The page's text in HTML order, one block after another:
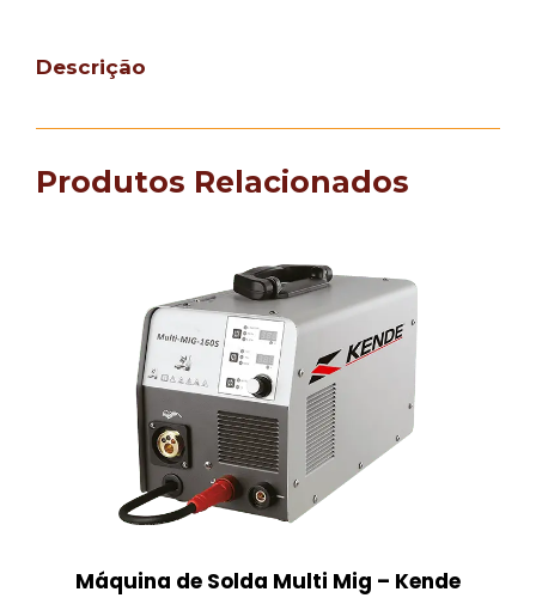
Descrição
Produtos Relacionados
Máquina de Solda Multi Mig – Kende